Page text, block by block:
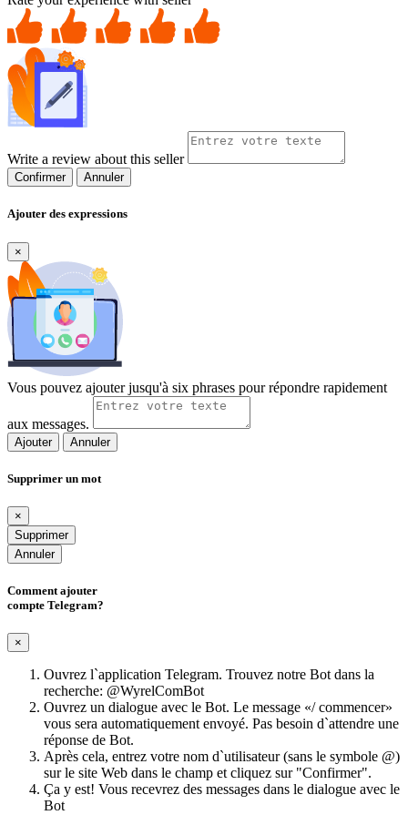
Write a review about this seller
Confirmer Annuler
Ajouter des expressions
×
Vous pouvez ajouter jusqu'à six phrases pour répondre rapidement
aux messages.
Ajouter Annuler
Supprimer un mot
×
Supprimer
Annuler
Comment ajouter
compte Telegram?
×
Ouvrez l`application Telegram. Trouvez notre Bot dans la
recherche: @WyrelComBot
Ouvrez un dialogue avec le Bot. Le message «/ commencer»
vous sera automatiquement envoyé. Pas besoin d`attendre une
réponse de Bot.
Après cela, entrez votre nom d`utilisateur (sans le symbole @)
sur le site Web dans le champ et cliquez sur "Confirmer".
Ça y est! Vous recevrez des messages dans le dialogue avec le
Bot